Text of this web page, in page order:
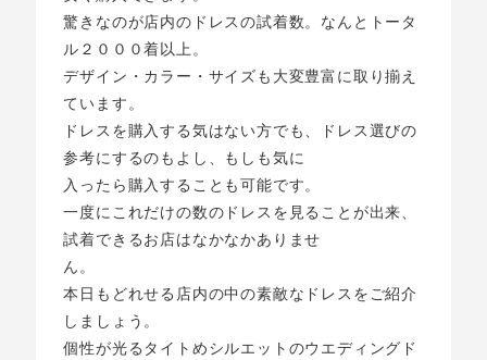
驚きなのが店内のドレスの試着数。なんとトータ
ル２０００着以上。
デザイン・カラー・サイズも大変豊富に取り揃え
ています。
ドレスを購入する気はない方でも、ドレス選びの
参考にするのもよし、もしも気に
入ったら購入することも可能です。
一度にこれだけの数のドレスを見ることが出来、
試着できるお店はなかなかありませ
ん。
本日もどれせる店内の中の素敵なドレスをご紹介
しましょう。
個性が光るタイトめシルエットのウエディングド